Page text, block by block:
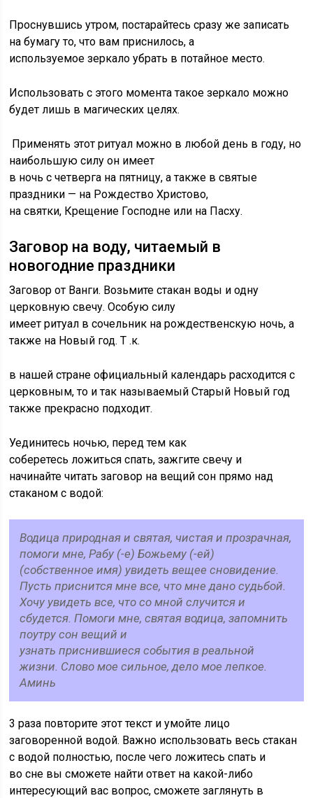
Проснувшись утром, постарайтесь сразу же записать
на бумагу то, что вам приснилось, а
используемое зеркало убрать в потайное место.
Использовать с этого момента такое зеркало можно
будет лишь в магических целях.
Применять этот ритуал можно в любой день в году, но
наибольшую силу он имеет
в ночь с четверга на пятницу, а также в святые
праздники — на Рождество Христово,
на святки, Крещение Господне или на Пасху.
Заговор на воду, читаемый в
новогодние праздники
Заговор от Ванги. Возьмите стакан воды и одну
церковную свечу. Особую силу
имеет ритуал в сочельник на рождественскую ночь, а
также на Новый год. Т .к.
в нашей стране официальный календарь расходится с
церковным, то и так называемый Старый Новый год
также прекрасно подходит.
Уединитесь ночью, перед тем как
соберетесь ложиться спать, зажгите свечу и
начинайте читать заговор на вещий сон прямо над
стаканом с водой:
Водица природная и святая, чистая и прозрачная,
помоги мне, Рабу (-е) Божьему (-ей)
(собственное имя) увидеть вещее сновидение.
Пусть приснится мне все, что мне дано судьбой.
Хочу увидеть все, что со мной случится и
сбудется. Помоги мне, святая водица, запомнить
поутру сон вещий и
узнать приснившиеся события в реальной
жизни. Слово мое сильное, дело мое лепкое.
Аминь
3 раза повторите этот текст и умойте лицо
заговоренной водой. Важно использовать весь стакан
с водой полностью, после чего ложитесь спать и
во сне вы сможете найти ответ на какой-либо
интересующий вас вопрос, сможете заглянуть в